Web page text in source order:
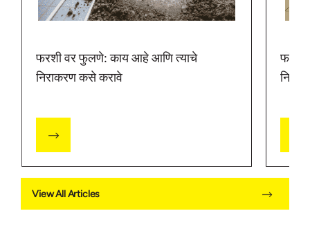
फरशी वर फुलणे: काय आहे आणि त्याचे
निराकरण कसे करावे
फरशी
View All Articles